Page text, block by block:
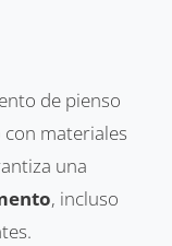
de pienso
materiales
una
, incluso